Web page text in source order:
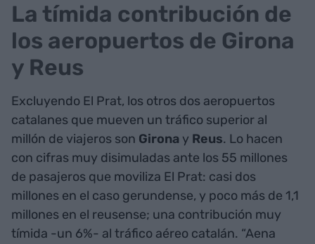
La tímida contribución de
los aeropuertos de Girona
y Reus
Excluyendo El Prat, los otros dos aeropuertos
catalanes que mueven un tráfico superior al
millón de viajeros son Girona y Reus. Lo hacen
con cifras muy disimuladas ante los 55 millones
de pasajeros que moviliza El Prat: casi dos
millones en el caso gerundense, y poco más de 1,1
millones en el reusense; una contribución muy
tímida -un 6%- al tráfico aéreo catalán. “Aena